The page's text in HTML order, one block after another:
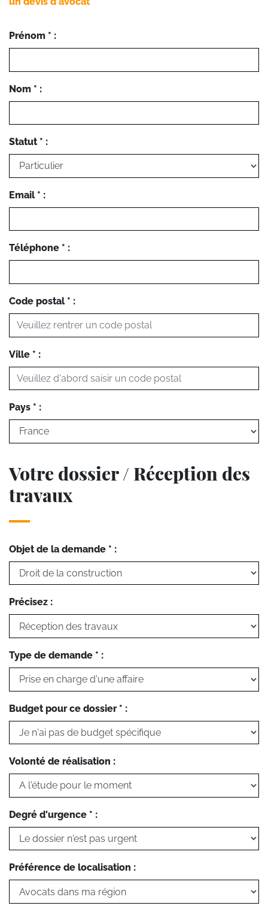
Prénom * :
Nom * :
Statut * :
Email * :
Téléphone * :
Code postal * :
Ville * :
Pays * :
Votre dossier / Réception des
travaux
Objet de la demande * :
Précisez :
Type de demande * :
Budget pour ce dossier * :
Volonté de réalisation :
Degré d'urgence * :
Préférence de localisation :